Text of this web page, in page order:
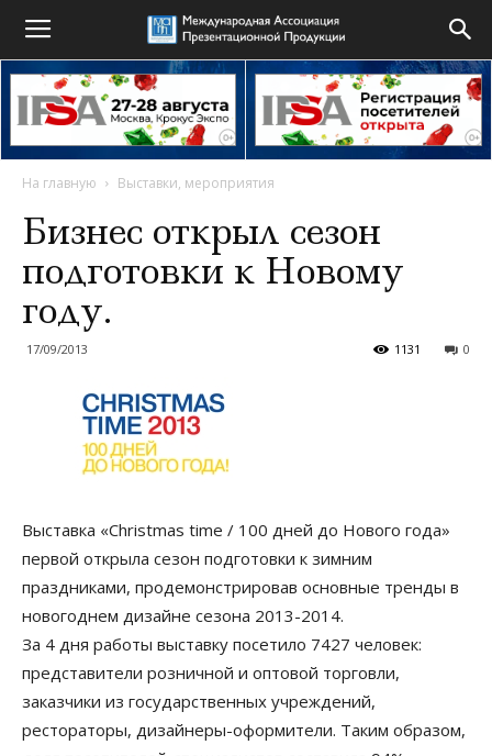
На главную Выставки, мероприятия
Бизнес открыл сезон
подготовки к Новому
году.
17/09/2013 0
1131
Выставка «Christmas time / 100 дней до Нового года»
первой открыла сезон подготовки к зимним
праздниками, продемонстрировав основные тренды в
новогоднем дизайне сезона 2013-2014.
За 4 дня работы выставку посетило 7427 человек:
представители розничной и оптовой торговли,
заказчики из государственных учреждений,
рестораторы, дизайнеры-оформители. Таким образом,